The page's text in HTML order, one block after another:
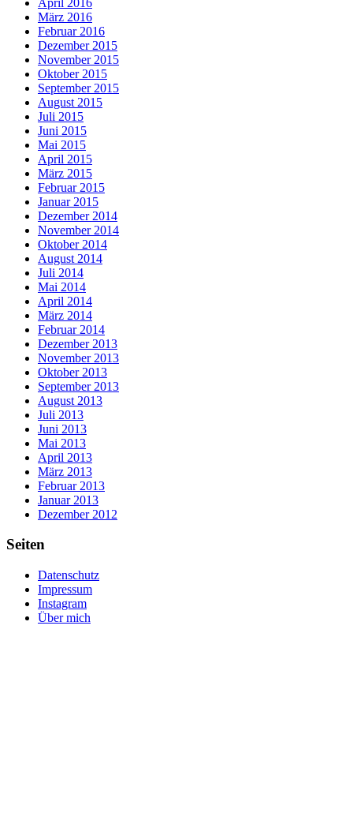
März 2016
Februar 2016
Dezember 2015
November 2015
Oktober 2015
September 2015
August 2015
Juli 2015
Juni 2015
Mai 2015
April 2015
März 2015
Februar 2015
Januar 2015
Dezember 2014
November 2014
Oktober 2014
August 2014
Juli 2014
Mai 2014
April 2014
März 2014
Februar 2014
Dezember 2013
November 2013
Oktober 2013
September 2013
August 2013
Juli 2013
Juni 2013
Mai 2013
April 2013
März 2013
Februar 2013
Januar 2013
Dezember 2012
Seiten
Datenschutz
Impressum
Instagram
Über mich